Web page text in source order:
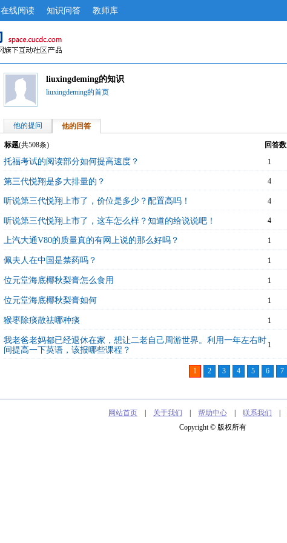
在线阅读 知识问答 教师库
liuxingdeming的知识
liuxingdeming的首页
他的提问 他的回答
标题(共508条) 回答数
托福考试的阅读部分如何提高速度？ 1
第三代悦翔是多大排量的？ 4
听说第三代悦翔上市了，价位是多少？配置高吗！ 4
听说第三代悦翔上市了，这车怎么样？知道的给说说吧！ 4
上汽大通V80的质量真的有网上说的那么好吗？ 1
佩夫人在中国是禁药吗？ 1
位元堂海底椰秋梨膏怎么食用 1
位元堂海底椰秋梨膏如何 1
猴枣除痰散祛哪种痰 1
我老爸老妈都已经退休在家，想让二老自己周游世界。利用一年左右时
间提高一下英语，该报哪些课程？
1
1 2 3 4 5 6 7
网站首页 关于我们 帮助中心 联系我们
Copyright © 版权所有